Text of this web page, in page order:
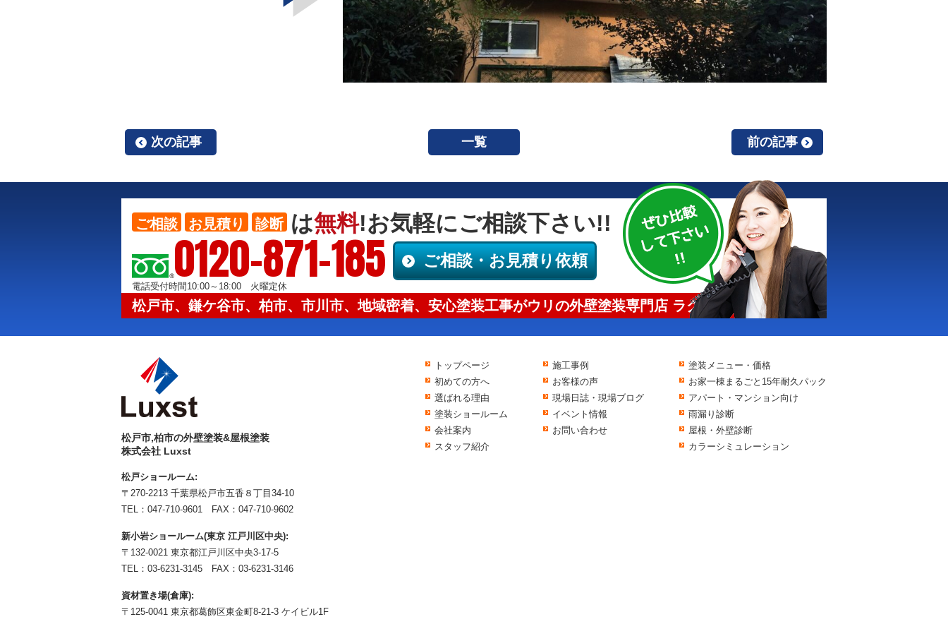
次の記事 一覧 前の記事
ご相談 お見積り 診断 は無料!お気軽にご相談下さい!!
0120-871-185
電話受付時間10:00～18:00 火曜定休
ご相談・お見積り依頼
松戸市、鎌ケ谷市、柏市、市川市、地域密着、安心塗装工事がウリの外壁塗装専門店 ラクスト
松戸市,柏市の外壁塗装&屋根塗装
株式会社 Luxst
松戸ショールーム:
〒270-2213 千葉県松戸市五香８丁目34-10
TEL： 047-710-9601 FAX：047-710-9602
新小岩ショールーム(東京 江戸川区中央):
〒132-0021 東京都江戸川区中央3-17-5
TEL： 03-6231-3145 FAX：03-6231-3146
資材置き場(倉庫):
〒125-0041 東京都葛飾区東金町8-21-3 ケイビル1F
トップページ
初めての方へ
選ばれる理由
塗装ショールーム
会社案内
スタッフ紹介
施工事例
お客様の声
現場日誌・現場ブログ
イベント情報
お問い合わせ
塗装メニュー・価格
お家一棟まるごと15年耐久パック
アパート・マンション向け
雨漏り診断
屋根・外壁診断
カラーシミュレーション